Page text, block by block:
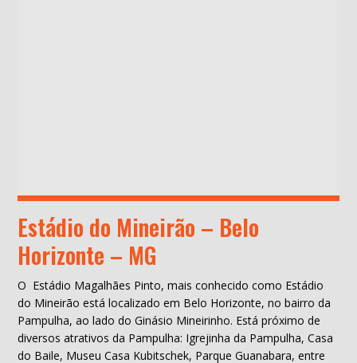
Estádio do Mineirão – Belo
Horizonte – MG
O Estádio Magalhães Pinto, mais conhecido como Estádio
do Mineirão está localizado em Belo Horizonte, no bairro da
Pampulha, ao lado do Ginásio Mineirinho. Está próximo de
diversos atrativos da Pampulha: Igrejinha da Pampulha, Casa
do Baile, Museu Casa Kubitschek, Parque Guanabara, entre